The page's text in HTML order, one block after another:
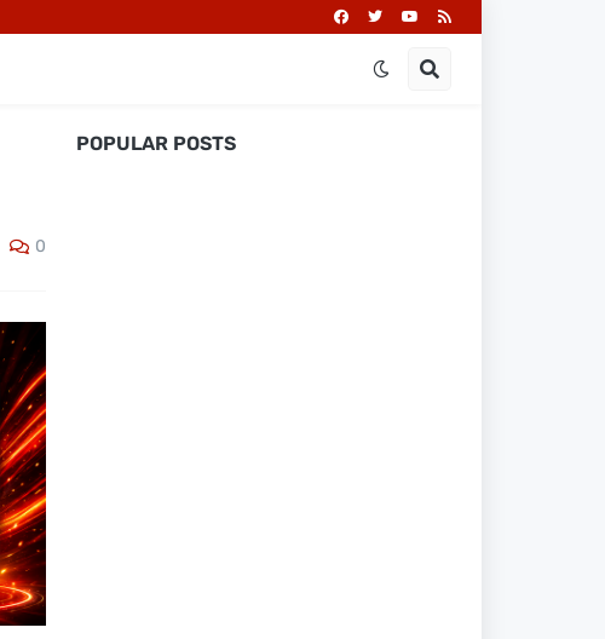
0
POPULAR POSTS